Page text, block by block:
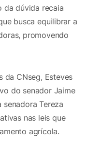
da dúvida recaia
busca equilibrar a
promovendo
da CNseg, Esteves
do senador Jaime
Tereza
nas leis que
agrícola.